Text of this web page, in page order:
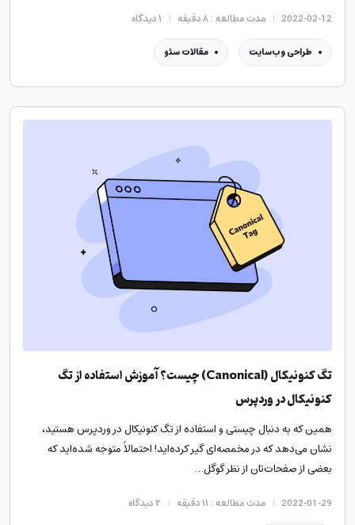
2022-02-12 مدت مطالعه : ۸ دقیقه ۱دیدگاه
طراحی وب‌سایت مقالات سئو
تگ کنونیکال (Canonical) چیست؟ آموزش استفاده از تگ
کنونیکال در وردپرس
همین که به دنبال چیستی و استفاده از تگ کنونیکال در وردپرس هستید،
نشان می‌دهد که در مخمصه‌ای گیر کرده‌اید! احتمالاً متوجه شده‌اید که
بعضی از صفحات‌تان از نظر گوگل…
2022-01-29 مدت مطالعه : ۱۱ دقیقه ۲دیدگاه